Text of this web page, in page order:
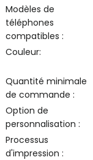
Modèles de
téléphones
compatibles :
Couleur:
Quantité minimale
de commande :
Option de
personnalisation :
Processus
d'impression :